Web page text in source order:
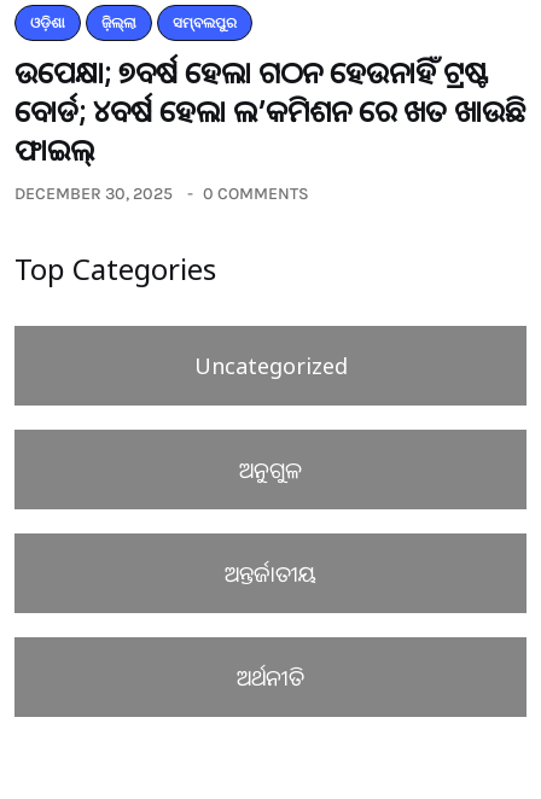
ଓଡ଼ିଶା ଜ଼ିଲ୍ଲା ସମ୍ବଲପୁର
ଉପେକ୍ଷା; ୭ବର୍ଷ ହେଲା ଗଠନ ହେଉନାହିଁ ଟ୍ରଷ୍ଟ
ବୋର୍ଡ; ୪ବର୍ଷ ହେଲା ଲ’କମିଶନ ରେ ଖତ ଖାଉଛି
ଫାଇଲ୍
DECEMBER 30, 2025 0 COMMENTS
Top Categories
Uncategorized
ଅନୁଗୁଳ
ଅନ୍ତର୍ଜାତୀୟ
ଅର୍ଥନୀତି